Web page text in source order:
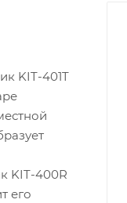
KIT-401T
KIT-400R
его